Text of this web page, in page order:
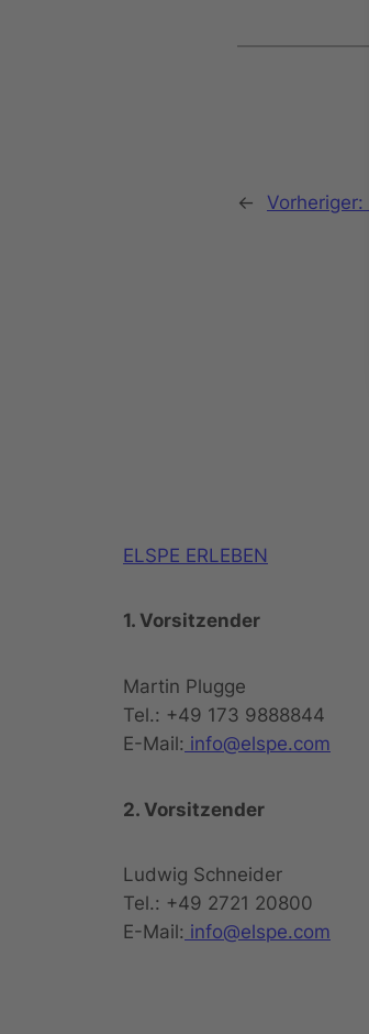
← Vorheriger:
ELSPE ERLEBEN
1. Vorsitzender
Martin Plugge
Tel.: +49 173 9888844
E-Mail: info@elspe.com
2. Vorsitzender
Ludwig Schneider
Tel.: +49 2721 20800
E-Mail: info@elspe.com